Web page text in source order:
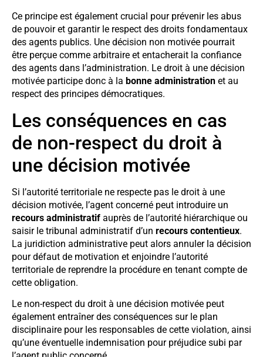
Ce principe est également crucial pour prévenir les abus
de pouvoir et garantir le respect des droits fondamentaux
des agents publics. Une décision non motivée pourrait
être perçue comme arbitraire et entacherait la confiance
des agents dans l’administration. Le droit à une décision
motivée participe donc à la bonne administration et au
respect des principes démocratiques.
Les conséquences en cas
de non-respect du droit à
une décision motivée
Si l’autorité territoriale ne respecte pas le droit à une
décision motivée, l’agent concerné peut introduire un
recours administratif auprès de l’autorité hiérarchique ou
saisir le tribunal administratif d’un recours contentieux.
La juridiction administrative peut alors annuler la décision
pour défaut de motivation et enjoindre l’autorité
territoriale de reprendre la procédure en tenant compte de
cette obligation.
Le non-respect du droit à une décision motivée peut
également entraîner des conséquences sur le plan
disciplinaire pour les responsables de cette violation, ainsi
qu’une éventuelle indemnisation pour préjudice subi par